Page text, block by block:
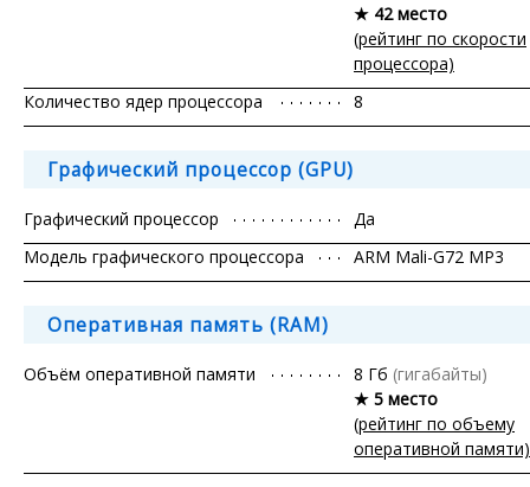
★ 42 место
(рейтинг по скорости
процессора)
Количество ядер процессора
8
Графический процессор (GPU)
Графический процессор
Да
Модель графического процессора
ARM Mali-G72 MP3
Оперативная память (RAM)
Объём оперативной памяти 8 Гб (гигабайты)
★ 5 место
(рейтинг по объему
оперативной памяти)